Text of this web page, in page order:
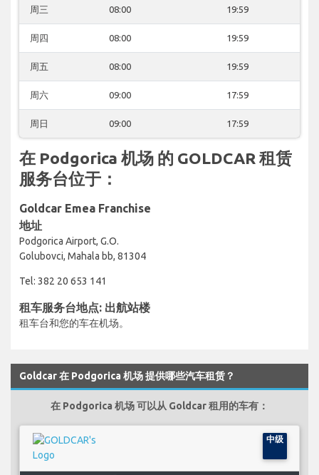
周三 08:00 19:59
周四 08:00 19:59
周五 08:00 19:59
周六 09:00 17:59
周日 09:00 17:59
在 Podgorica 机场 的 GOLDCAR 租赁
服务台位于：
Goldcar Emea Franchise
地址
Podgorica Airport, G.O.
Golubovci, Mahala bb, 81304
Tel: 382 20 653 141
租车服务台地点: 出航站楼
租车台和您的车在机场。
Goldcar 在 Podgorica 机场 提供哪些汽车租赁？
在 Podgorica 机场 可以从 Goldcar 租用的车有：
中级